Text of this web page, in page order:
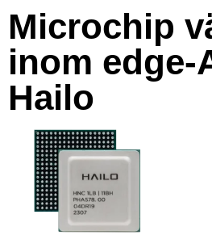
Microchip
inom edge-
Hailo